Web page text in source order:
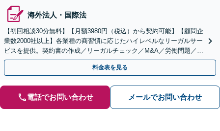
海外法人・国際法
【初回相談30分無料】【月額3980円（税込）から契約可能】【顧問企
業数2000社以上】各業種の商習慣に応じたハイレベルなリーガルサー
ビスを提供。契約書の作成／リーガルチェック／M&A／労働問題／知
的財産等、お任せください【他士業連携可能】
料金表を見る
電話でお問い合わせ メールでお問い合わせ